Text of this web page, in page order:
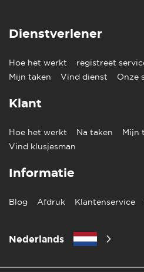
Dienstverlener
Hoe het werkt registreet
Mijn taken
Vind dienst Onze
Klant
Hoe het werkt Na taken Mijn
Vind klusjesman
Informatie
Blog Afdruk Klantenservice
Nederlands